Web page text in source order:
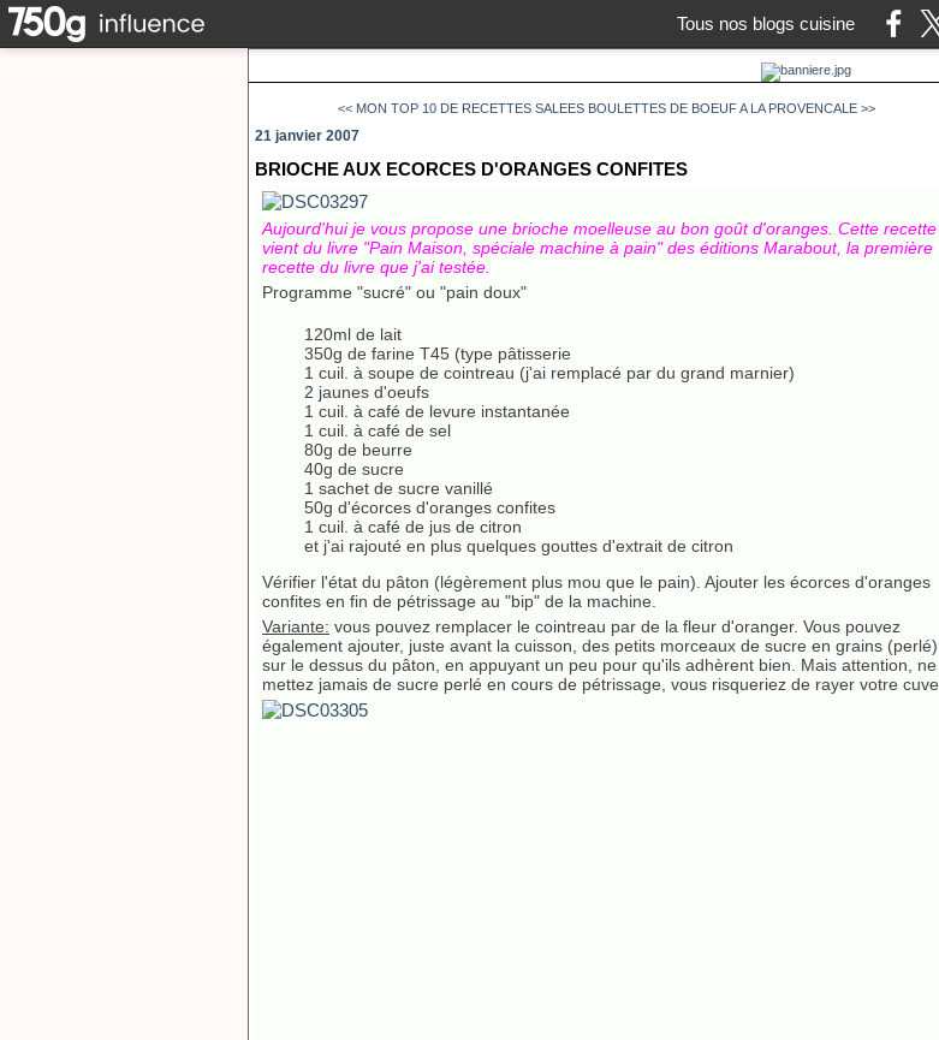
Tous nos blogs cuisine
<< MON TOP 10 DE RECETTES SALEES BOULETTES DE BOEUF A LA PROVENCALE >>
21 janvier 2007
BRIOCHE AUX ECORCES D'ORANGES CONFITES
Aujourd'hui je vous propose une brioche moelleuse au bon goût d'oranges. Cette recette
vient du livre "Pain Maison, spéciale machine à pain" des éditions Marabout, la première
recette du livre que j'ai testée.
Programme "sucré" ou "pain doux"
120ml de lait
350g de farine T45 (type pâtisserie
1 cuil. à soupe de cointreau (j'ai remplacé par du grand marnier)
2 jaunes d'oeufs
1 cuil. à café de levure instantanée
1 cuil. à café de sel
80g de beurre
40g de sucre
1 sachet de sucre vanillé
50g d'écorces d'oranges confites
1 cuil. à café de jus de citron
et j'ai rajouté en plus quelques gouttes d'extrait de citron
Vérifier l'état du pâton (légèrement plus mou que le pain). Ajouter les écorces d'oranges
confites en fin de pétrissage au "bip" de la machine.
Variante: vous pouvez remplacer le cointreau par de la fleur d'oranger. Vous pouvez
également ajouter, juste avant la cuisson, des petits morceaux de sucre en grains (perlé)
sur le dessus du pâton, en appuyant un peu pour qu'ils adhèrent bien. Mais attention, ne
mettez jamais de sucre perlé en cours de pétrissage, vous risqueriez de rayer votre cuve.